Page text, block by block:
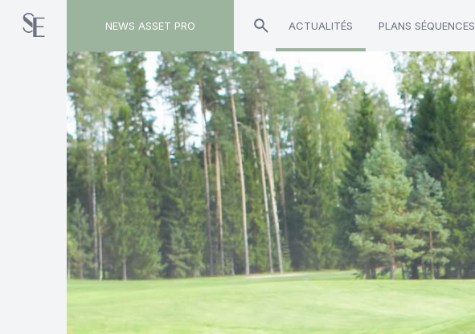
NEWS ASSET PRO ACTUALITÉS PLANS SÉQUENCES
Toute l'actualité sur le tag "LBP AM European Private Markets"